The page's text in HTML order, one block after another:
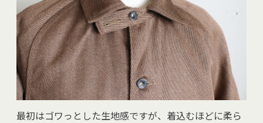
最初はゴワっとした生地感ですが、着込むほどに柔ら